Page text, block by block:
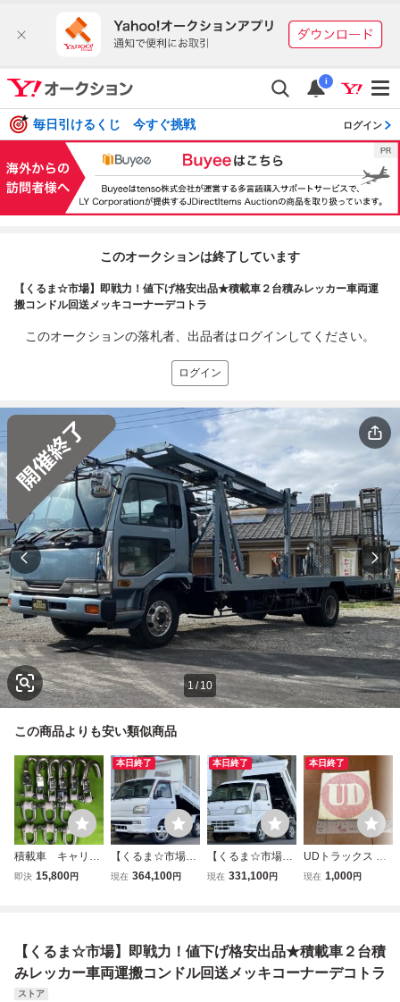
i
毎日引けるくじ 今すぐ挑戦 ログイン
このオークションは終了しています
【くるま☆市場】即戦力！値下げ格安出品★積載車２台積みレッカー車両運
搬コンドル回送メッキコーナーデコトラ
このオークションの落札者、出品者はログインしてください。
ログイン
1/ 10
この商品よりも安い類似商品
積載車 キャリア
カー セーフティ
即決 15,800円
本日終了
【くるま☆市場】
★ＰＴＯ式★軽ダ
車積載車ユンボク
レーン
現在 364,100円
本日終了
【くるま☆市場】
期間限定出品★お
コン・パワステ土
木建設運搬車
現在 331,100円
本日終了
UDトラックス 日
産ディーゼル レト
現在 1,000円
【くるま☆市場】即戦力！値下げ格安出品★積載車２台積
みレッカー車両運搬コンドル回送メッキコーナーデコトラ
ストア